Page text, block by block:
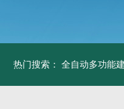
热门搜索： 全自动多功能